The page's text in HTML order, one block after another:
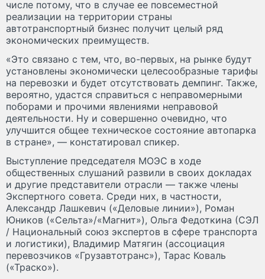
числе потому, что в случае ее повсеместной
реализации на территории страны
автотранспортный бизнес получит целый ряд
экономических преимуществ.
«Это связано с тем, что, во-первых, на рынке будут
установлены экономически целесообразные тарифы
на перевозки и будет отсутствовать демпинг. Также,
вероятно, удастся справиться с неправомерными
поборами и прочими явлениями неправовой
деятельности. Ну и совершенно очевидно, что
улучшится общее техническое состояние автопарка
в стране», — констатировал спикер.
Выступление председателя МОЭС в ходе
общественных слушаний развили в своих докладах
и другие представители отрасли — также члены
Экспертного совета. Среди них, в частности,
Александр Лашкевич («Деловые линии»), Роман
Юников («Сельта»/«Магнит»), Ольга Федоткина (СЭЛ
/ Национальный союз экспертов в сфере транспорта
и логистики), Владимир Матягин (ассоциация
перевозчиков «Грузавтотранс»), Тарас Коваль
(«Траско»).